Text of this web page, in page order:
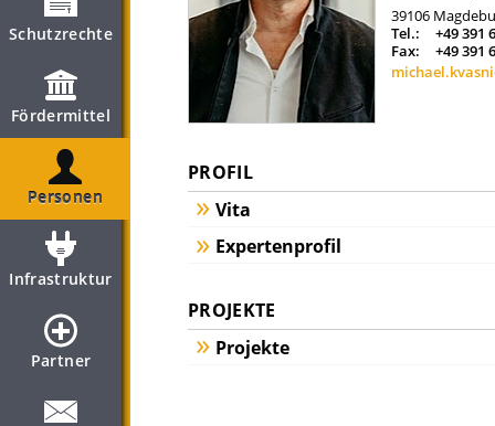
Schutzrechte
Fördermittel
Personen
Infrastruktur
Partner
39106
Tel.:
+49 391
Fax:
+49 391
PROFIL
Vita
Expertenprofil
PROJEKTE
Projekte